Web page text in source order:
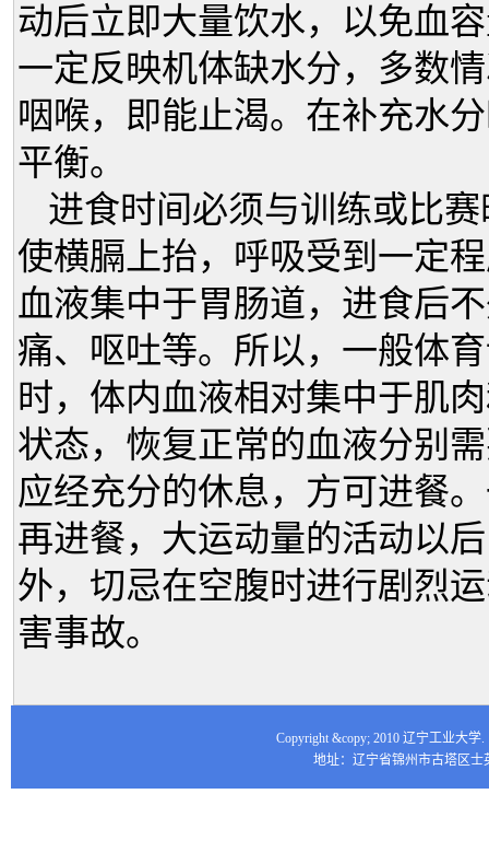
动后立即大量饮水，以免血
一定反映机体缺水分，多数
咽喉，即能止渴。在补充水
平衡。
进食时间必须与训练或比
使横膈上抬，呼吸受到一定
血液集中于胃肠道，进食后
痛、呕吐等。所以，一般体
时，体内血液相对集中于肌
状态，恢复正常的血液分别
应经充分的休息，方可进餐
再进餐，大运动量的活动以
外，切忌在空腹时进行剧烈
害事故。
Copyright &copy; 2010 辽宁工业大
地址：辽宁省锦州市古塔区士